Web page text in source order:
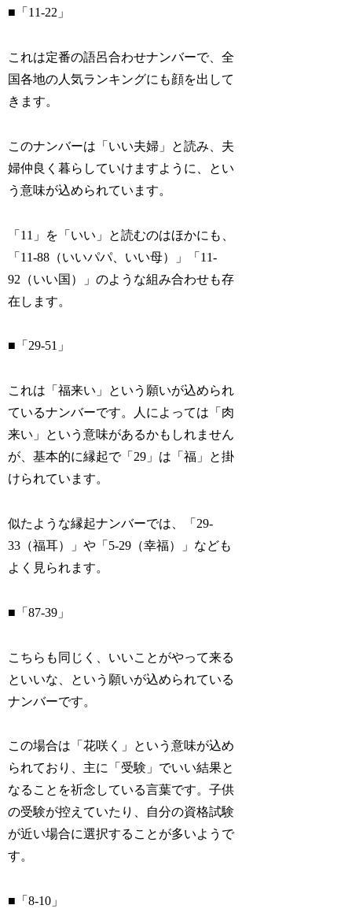
■「11-22」
これは定番の語呂合わせナンバーで、全
国各地の人気ランキングにも顔を出して
きます。
このナンバーは「いい夫婦」と読み、夫
婦仲良く暮らしていけますように、とい
う意味が込められています。
「11」を「いい」と読むのはほかにも、
「11-88（いいパパ、いい母）」「11-
92（いい国）」のような組み合わせも存
在します。
■「29-51」
これは「福来い」という願いが込められ
ているナンバーです。人によっては「肉
来い」という意味があるかもしれません
が、基本的に縁起で「29」は「福」と掛
けられています。
似たような縁起ナンバーでは、「29-
33（福耳）」や「5-29（幸福）」なども
よく見られます。
■「87-39」
こちらも同じく、いいことがやって来る
といいな、という願いが込められている
ナンバーです。
この場合は「花咲く」という意味が込め
られており、主に「受験」でいい結果と
なることを祈念している言葉です。子供
の受験が控えていたり、自分の資格試験
が近い場合に選択することが多いようで
す。
■「8-10」